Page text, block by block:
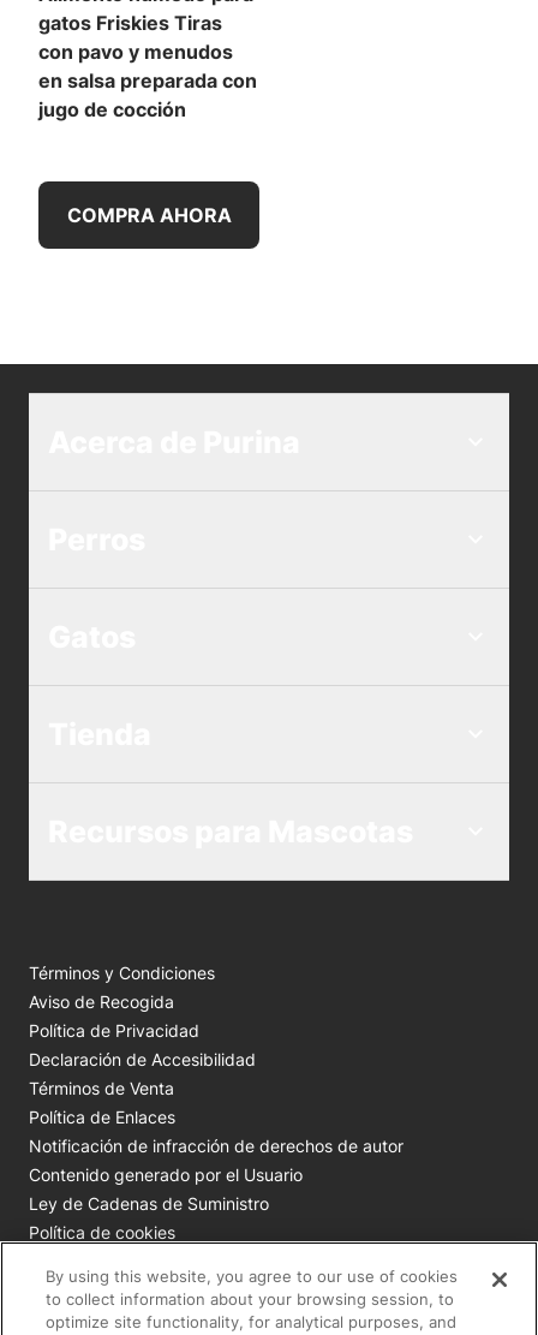
gatos Friskies Tiras
con pavo y menudos
en salsa preparada con
jugo de cocción
COMPRA AHORA
Términos y Condiciones
Aviso de Recogida
Política de Privacidad
Declaración de Accesibilidad
Términos de Venta
Política de Enlaces
Notificación de infracción de derechos de autor
Contenido generado por el Usuario
Ley de Cadenas de Suministro
Política de cookies
Todas las marcas comerciales de Nestlé Purina son
By using this website, you agree to our use of cookies
to collect information about your browsing session, to
optimize site functionality, for analytical purposes, and